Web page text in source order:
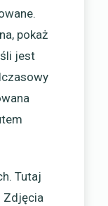
pokaż
jest
Tutaj
Zdjęcia